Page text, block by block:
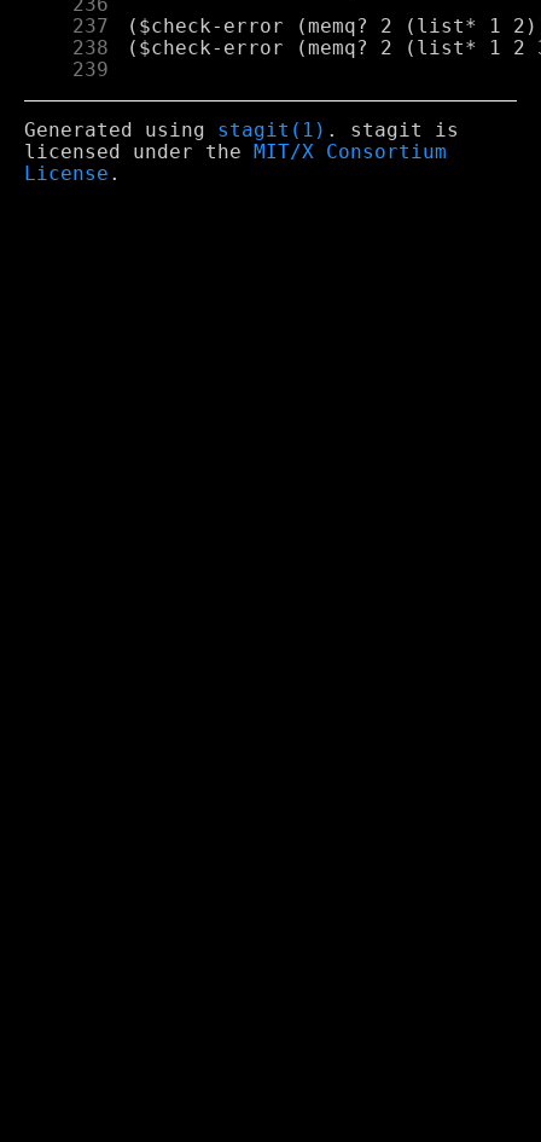
    236
    237
    238
    239
Generated using stagit(1) . stagit is
licensed under the
MIT/X Consortium
License .